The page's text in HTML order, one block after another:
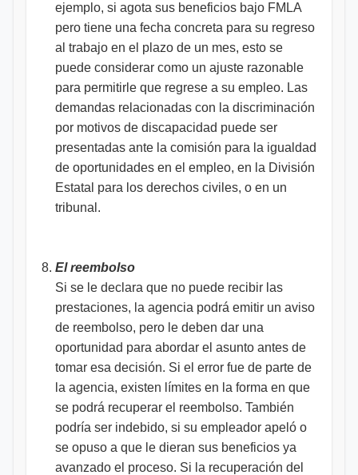
ejemplo, si agota sus beneficios bajo FMLA
pero tiene una fecha concreta para su regreso
al trabajo en el plazo de un mes, esto se
puede considerar como un ajuste razonable
para permitirle que regrese a su empleo. Las
demandas relacionadas con la discriminación
por motivos de discapacidad puede ser
presentadas ante la comisión para la igualdad
de oportunidades en el empleo, en la División
Estatal para los derechos civiles, o en un
tribunal.
El reembolso
Si se le declara que no puede recibir las
prestaciones, la agencia podrá emitir un aviso
de reembolso, pero le deben dar una
oportunidad para abordar el asunto antes de
tomar esa decisión. Si el error fue de parte de
la agencia, existen límites en la forma en que
se podrá recuperar el reembolso. También
podría ser indebido, si su empleador apeló o
se opuso a que le dieran sus beneficios ya
avanzado el proceso. Si la recuperación del